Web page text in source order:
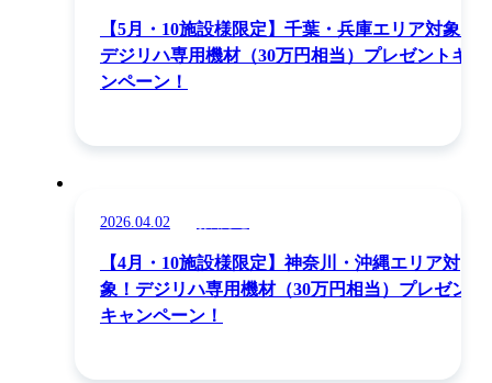
【5月・10施設様限定】千葉・兵庫エリア対象！
デジリハ専用機材（30万円相当）プレゼントキャ
ンペーン！
2026.04.02
【4月・10施設様限定】神奈川・沖縄エリア対
象！デジリハ専用機材（30万円相当）プレゼント
キャンペーン！